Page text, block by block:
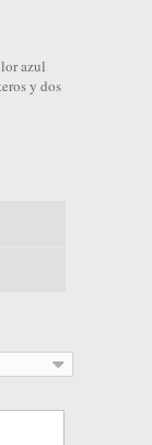
azul
y dos